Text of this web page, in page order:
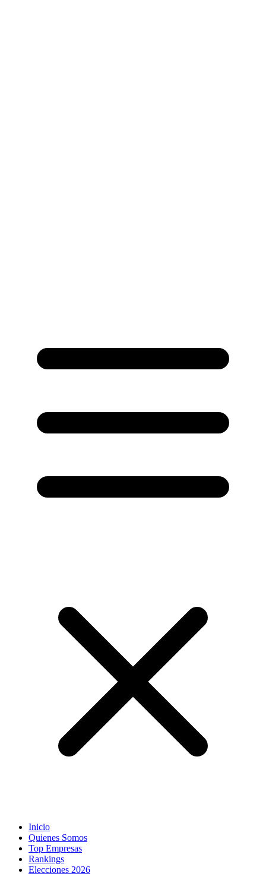
Inicio
Quienes Somos
Top Empresas
Rankings
Elecciones 2026